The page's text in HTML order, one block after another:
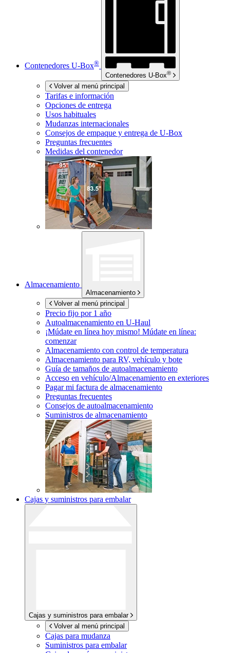
Contenedores U-Box®
Contenedores U-Box®
Volver al menú principal
Tarifas e información
Opciones de entrega
Usos habituales
Mudanzas internacionales
Consejos de empaque y entrega de U-Box
Preguntas frecuentes
Medidas del contenedor
Almacenamiento
Almacenamiento
Volver al menú principal
Precio fijo por 1 año
Autoalmacenamiento en U-Haul
¡Múdate en línea hoy mismo! Múdate en línea:
comenzar
Almacenamiento con control de temperatura
Almacenamiento para RV, vehículo y bote
Guía de tamaños de autoalmacenamiento
Acceso en vehículo/Almacenamiento en exteriores
Pagar mi factura de almacenamiento
Preguntas frecuentes
Consejos de autoalmacenamiento
Suministros de almacenamiento
Cajas y suministros para embalar
Cajas y suministros para embalar
Volver al menú principal
Cajas para mudanza
Suministros para embalar